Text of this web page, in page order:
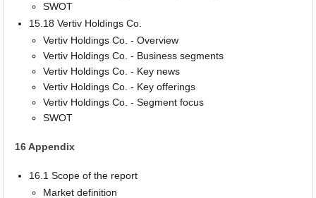
SWOT
15.18 Vertiv Holdings Co.
Vertiv Holdings Co. - Overview
Vertiv Holdings Co. - Business segments
Vertiv Holdings Co. - Key news
Vertiv Holdings Co. - Key offerings
Vertiv Holdings Co. - Segment focus
SWOT
16 Appendix
16.1 Scope of the report
Market definition